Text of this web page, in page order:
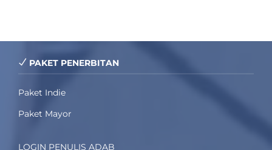
PAKET PENERBITAN
Paket Indie
Paket Mayor
LOGIN PENULIS ADAB